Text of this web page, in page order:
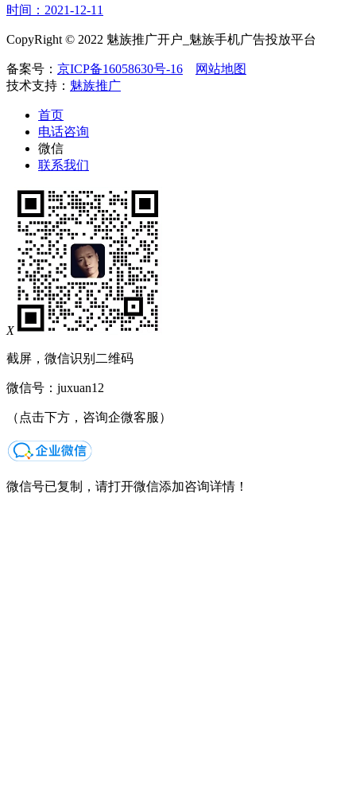
时间：2021-12-11
CopyRight © 2022 魅族推广开户_魅族手机广告投放平台
备案号： 京ICP备16058630号-16
网站地图
技术支持： 魅族推广
首页
电话咨询
微信
联系我们
X
截屏，微信识别二维码
微信号： juxuan12
（点击下方，咨询企微客服）
微信号已复制，请打开微信添加咨询详情！